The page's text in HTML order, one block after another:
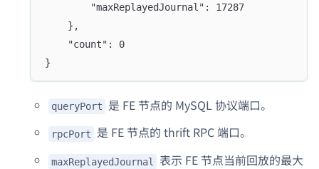
		"maxReplayedJournal": 17287
	},
	"count": 0
}
queryPort 是 FE 节点的 MySQL 协议端口。
rpcPort 是 FE 节点的 thrift RPC 端口。
maxReplayedJournal
表示 FE 节点当前回放的最大